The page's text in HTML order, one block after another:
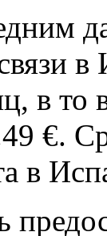
в то
€.
в